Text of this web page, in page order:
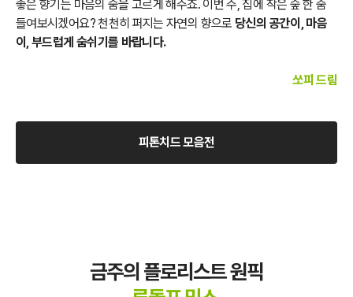
좋은 향기는 마음의 숨을 고르게 해주죠. 이번 주, 집에 작은 숲 한 줌
들여보시겠어요? 천천히 퍼지는 자연의 향으로 당신의 공간이, 마음
이, 부드럽게 숨쉬기를 바랍니다.
쏘피 드림
피톤치드 모음전
금주의 플로리스트 원픽